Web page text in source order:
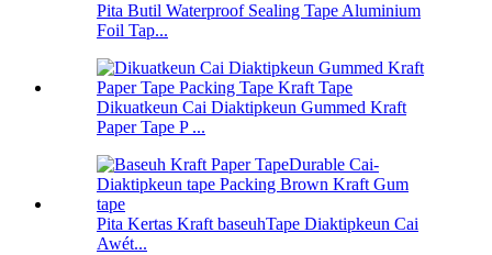
Pita Butil Waterproof Sealing Tape Aluminium
Foil Tap...
Dikuatkeun Cai Diaktipkeun Gummed Kraft
Paper Tape P ...
Pita Kertas Kraft baseuhTape Diaktipkeun Cai
Awét...